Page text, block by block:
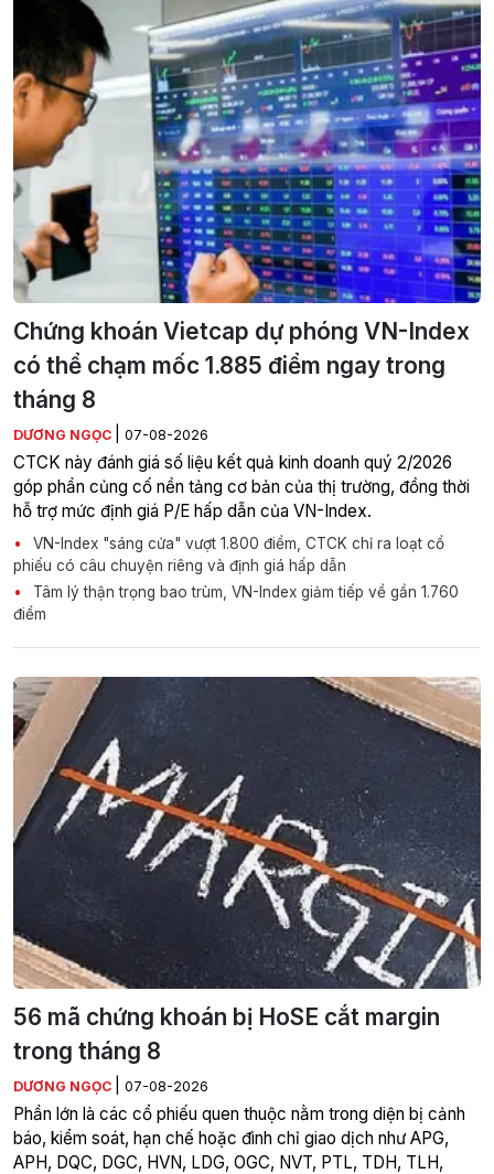
Chứng khoán Vietcap dự phóng VN-Index
có thể chạm mốc 1.885 điểm ngay trong
tháng 8
DƯƠNG NGỌC 07-08-2026
CTCK này đánh giá số liệu kết quả kinh doanh quý 2/2026
góp phần củng cố nền tảng cơ bản của thị trường, đồng thời
hỗ trợ mức định giá P/E hấp dẫn của VN-Index.
VN-Index "sáng cửa" vượt 1.800 điểm, CTCK chỉ ra loạt cổ
phiếu có câu chuyện riêng và định giá hấp dẫn
Tâm lý thận trọng bao trùm, VN-Index giảm tiếp về gần 1.760
điểm
56 mã chứng khoán bị HoSE cắt margin
trong tháng 8
DƯƠNG NGỌC 07-08-2026
Phần lớn là các cổ phiếu quen thuộc nằm trong diện bị cảnh
báo, kiểm soát, hạn chế hoặc đình chỉ giao dịch như APG,
APH, DQC, DGC, HVN, LDG, OGC, NVT, PTL, TDH, TLH,